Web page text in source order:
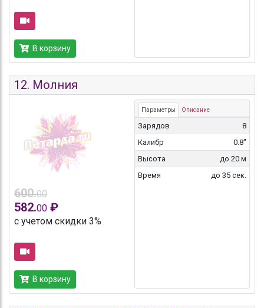
В корзину
12. Молния
600.00
582.00 ₽
с учетом скидки 3%
В корзину
Параметры Описание
Зарядов
8
Калибр
0.8"
Высота
до 20 м
Время
до 35 сек.